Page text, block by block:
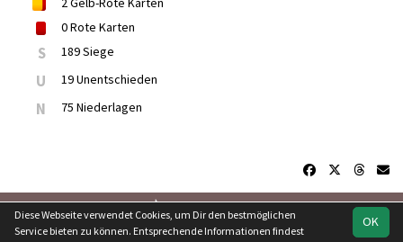
0Rote Karten
S 189 Siege
U 19 Unentschieden
N 75 Niederlagen
soccero.de
OK
Diese Webseite verwendet Cookies, um Dir den bestmöglichen
Service bieten zu können. Entsprechende Informationen findest